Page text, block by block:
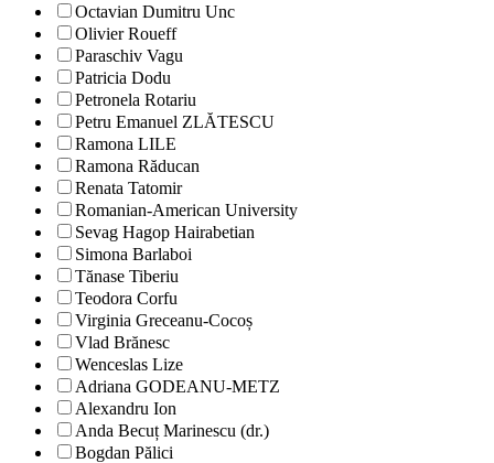
Octavian Dumitru Unc
Olivier Roueff
Paraschiv Vagu
Patricia Dodu
Petronela Rotariu
Petru Emanuel ZLĂTESCU
Ramona LILE
Ramona Răducan
Renata Tatomir
Romanian-American University
Sevag Hagop Hairabetian
Simona Barlaboi
Tănase Tiberiu
Teodora Corfu
Virginia Greceanu-Cocoș
Vlad Brănesc
Wenceslas Lize
Adriana GODEANU-METZ
Alexandru Ion
Anda Becuț Marinescu (dr.)
Bogdan Pălici